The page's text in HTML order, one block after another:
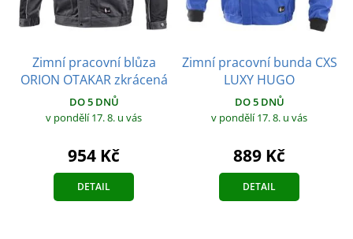
Zimní pracovní blůza
ORION OTAKAR zkrácená
DO 5 DNŮ
v pondělí 17. 8. u vás
954 Kč
DETAIL
Zimní pracovní bunda CXS
LUXY HUGO
DO 5 DNŮ
v pondělí 17. 8. u vás
889 Kč
DETAIL